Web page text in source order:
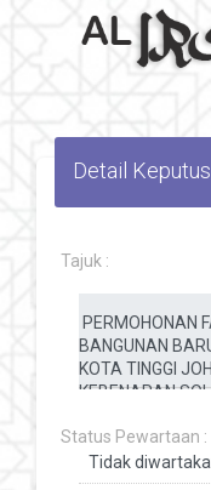
Detail
Tajuk :
Status Pewartaan :